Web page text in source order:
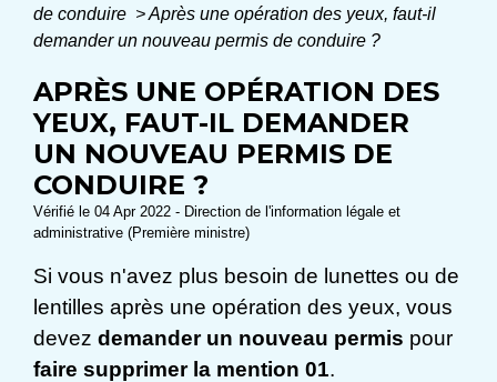
de conduire >Après une opération des yeux, faut-il
demander un nouveau permis de conduire ?
APRÈS UNE OPÉRATION DES
YEUX, FAUT-IL DEMANDER
UN NOUVEAU PERMIS DE
CONDUIRE ?
Vérifié le 04 Apr 2022 - Direction de l'information légale et
administrative (Première ministre)
Si vous n'avez plus besoin de lunettes ou de
lentilles après une opération des yeux, vous
devez demander un nouveau permis pour
faire supprimer la mention 01.